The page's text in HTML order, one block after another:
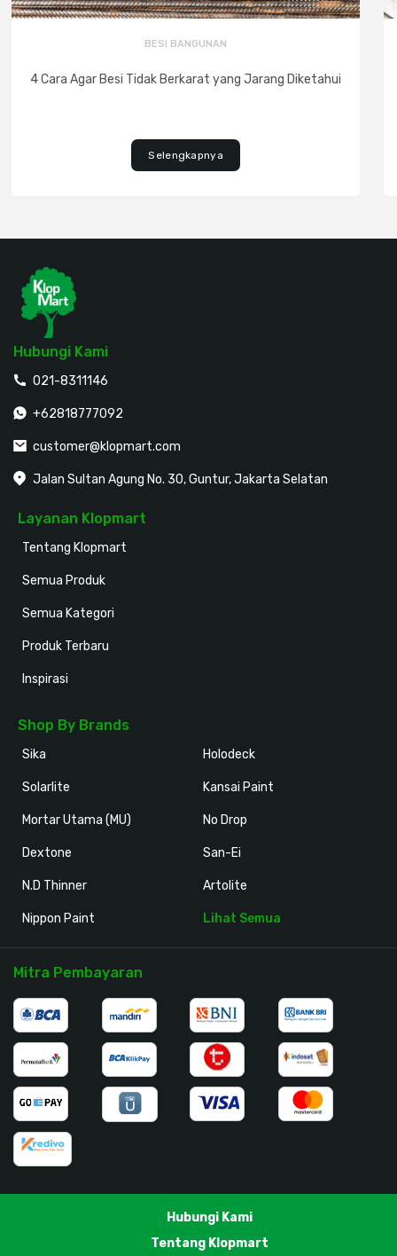
BESI BANGUNAN
4 Cara Agar Besi Tidak Berkarat yang Jarang Diketahui
Selengkapnya
Hubungi Kami
021-8311146
+62818777092
customer@klopmart.com
Jalan Sultan Agung No. 30, Guntur, Jakarta Selatan
Layanan Klopmart
Tentang Klopmart
Semua Produk
Semua Kategori
Produk Terbaru
Inspirasi
Shop By Brands
Sika
Solarlite
Mortar Utama (MU)
Dextone
N.D Thinner
Nippon Paint
Holodeck
Kansai Paint
No Drop
San-Ei
Artolite
Lihat Semua
Mitra Pembayaran
Hubungi Kami
Tentang Klopmart